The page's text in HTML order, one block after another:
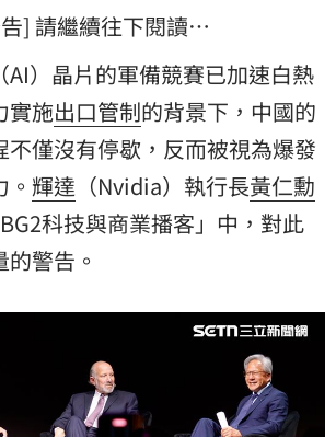
] 請繼續往下閱讀…
AI）晶片的軍備競賽已加速白熱
實施出口管制的背景下，中國的
不僅沒有停歇，反而被視為爆發
輝達 （Nvidia）執行長黃仁勳
科技與商業播客」中，對此
警告。